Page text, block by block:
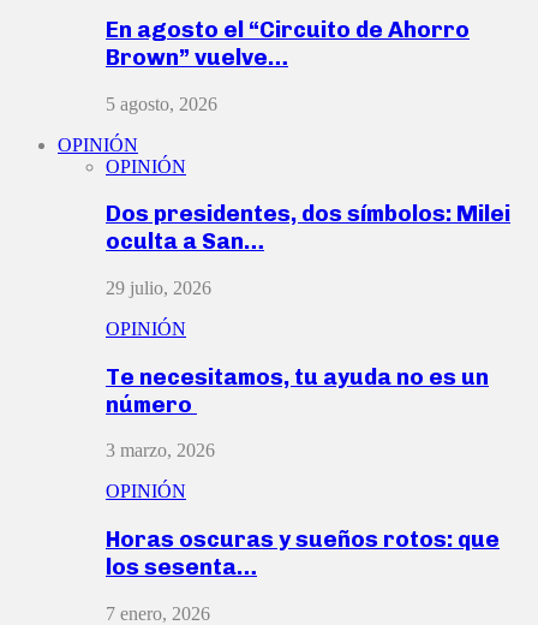
En agosto el “Circuito de Ahorro
Brown” vuelve…
5 agosto, 2026
OPINIÓN
OPINIÓN
Dos presidentes, dos símbolos: Milei
oculta a San…
29 julio, 2026
OPINIÓN
Te necesitamos, tu ayuda no es un
número
3 marzo, 2026
OPINIÓN
Horas oscuras y sueños rotos: que
los sesenta…
7 enero, 2026